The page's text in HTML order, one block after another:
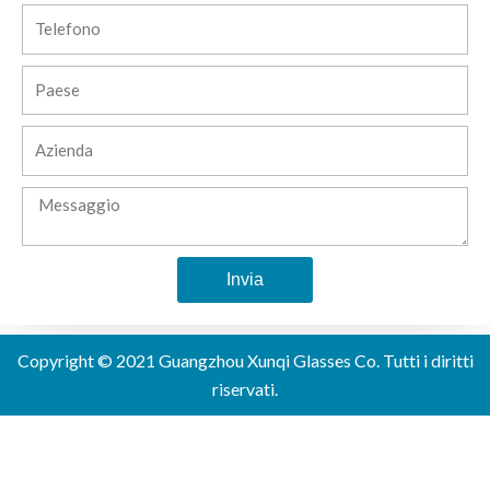
Messaggio
Invia
Copyright © 2021 Guangzhou Xunqi Glasses Co. Tutti i diritti
riservati.